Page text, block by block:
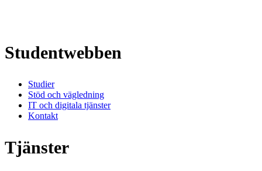
Studentwebben
Studier
Stöd och vägledning
IT och digitala tjänster
Kontakt
Tjänster